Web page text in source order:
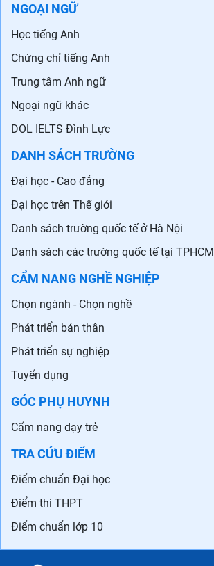
NGOẠI NGỮ
Học tiếng Anh
Chứng chỉ tiếng Anh
Trung tâm Anh ngữ
Ngoại ngữ khác
DOL IELTS Đình Lực
DANH SÁCH TRƯỜNG
Đại học - Cao đẳng
Đại học trên Thế giới
Danh sách trường quốc tế ở Hà Nội
Danh sách các trường quốc tế tại TPHCM
CẨM NANG NGHỀ NGHIỆP
Chọn ngành - Chọn nghề
Phát triển bản thân
Phát triển sự nghiệp
Tuyển dụng
GÓC PHỤ HUYNH
Cẩm nang dạy trẻ
TRA CỨU ĐIỂM
Điểm chuẩn Đại học
Điểm thi THPT
Điểm chuẩn lớp 10